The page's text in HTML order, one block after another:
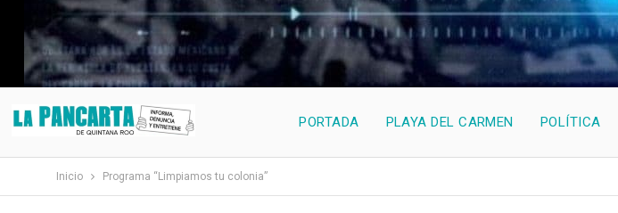
PORTADA PLAYA DEL CARMEN POLÍTICA
Inicio Programa “Limpiamos tu colonia”